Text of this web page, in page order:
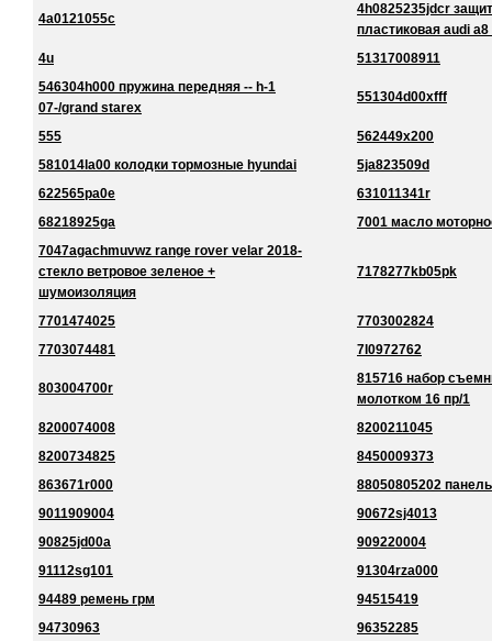
4a0121055c
4h0825235jdcr
пластиковая audi
4u
51317008911
546304h000 пружина передняя -- h-1
07-/grand starex
551304d00xfff
555
562449x200
581014la00 колодки тормозные hyundai
5ja823509d
622565pa0e
631011341r
68218925ga
7001 масло
7047agachmuvwz range rover velar 2018-
стекло ветровое зеленое +
шумоизоляция
7178277kb05pk
7701474025
7703002824
7703074481
7l0972762
803004700r
815716 набор
молотком 16 пр/1
8200074008
8200211045
8200734825
8450009373
863671r000
88050805202
9011909004
90672sj4013
90825jd00a
909220004
91112sg101
91304rza000
94489 ремень грм
94515419
94730963
96352285